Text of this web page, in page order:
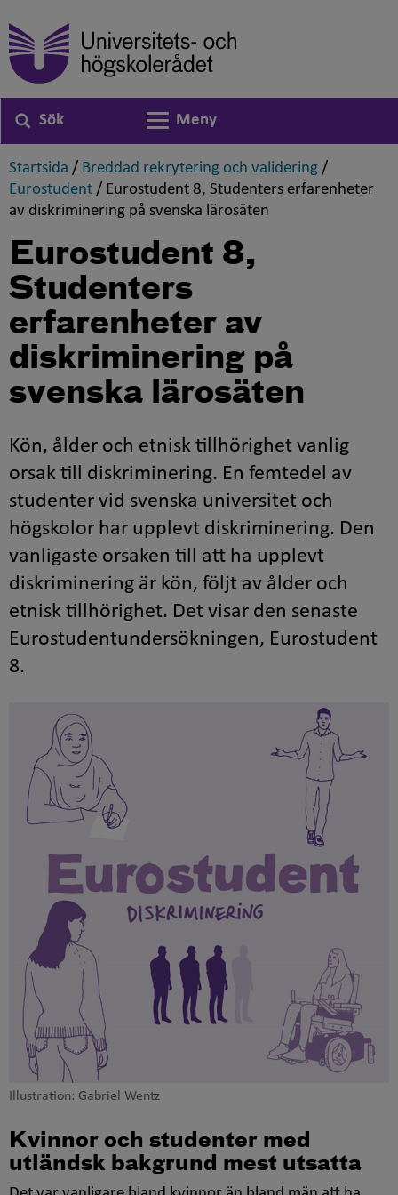
Sök
Växla navigering
Meny
Startsida ,
/ Breddad rekrytering och validering ,
/
Eurostudent ,
/ Eurostudent 8, Studenters erfarenheter
av diskriminering på svenska lärosäten
Eurostudent 8,
Studenters
erfarenheter av
diskriminering på
svenska lärosäten
Kön, ålder och etnisk tillhörighet vanlig
orsak till diskriminering. En femtedel av
studenter vid svenska universitet och
högskolor har upplevt diskriminering. Den
vanligaste orsaken till att ha upplevt
diskriminering är kön, följt av ålder och
etnisk tillhörighet. Det visar den senaste
Eurostudentundersökningen, Eurostudent
8.
Illustration: Gabriel Wentz
Kvinnor och studenter med
utländsk bakgrund mest utsatta